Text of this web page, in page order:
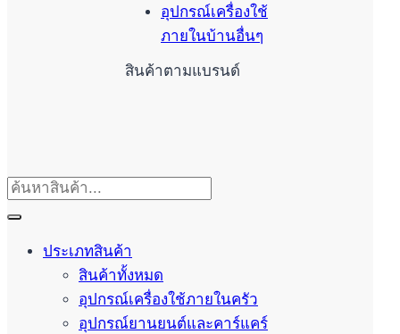
อุปกรณ์เครื่องใช้
ภายในบ้านอื่นๆ
สินค้าตามแบรนด์
ประเภทสินค้า
สินค้าทั้งหมด
อุปกรณ์เครื่องใช้ภายในครัว
อุปกรณ์ยานยนต์และคาร์แคร์